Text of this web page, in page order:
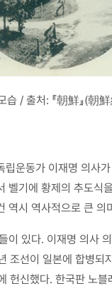
습 / 출처: 『朝鮮』(
운동가 이재명 의사
기에 황제의 추도
역시 역사적으로 큰 의
있다. 이재명 의사
선이 일본에 합병되
헌신했다. 한국판 노